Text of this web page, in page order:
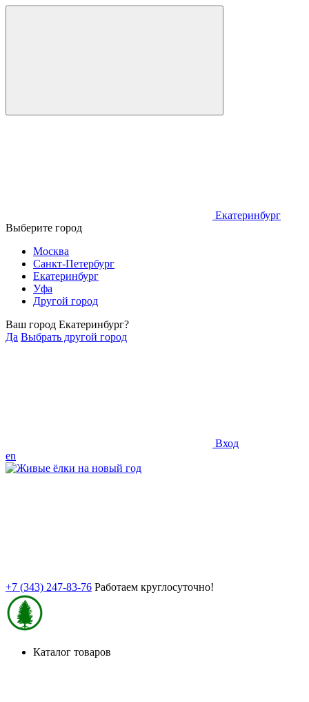
Екатеринбург
Выберите город
Москва
Санкт-Петербург
Екатеринбург
Уфа
Другой город
Ваш город Екатеринбург?
Да Выбрать другой город
Вход
en
+7 (343) 247-83-76 Работаем круглосуточно!
Каталог товаров